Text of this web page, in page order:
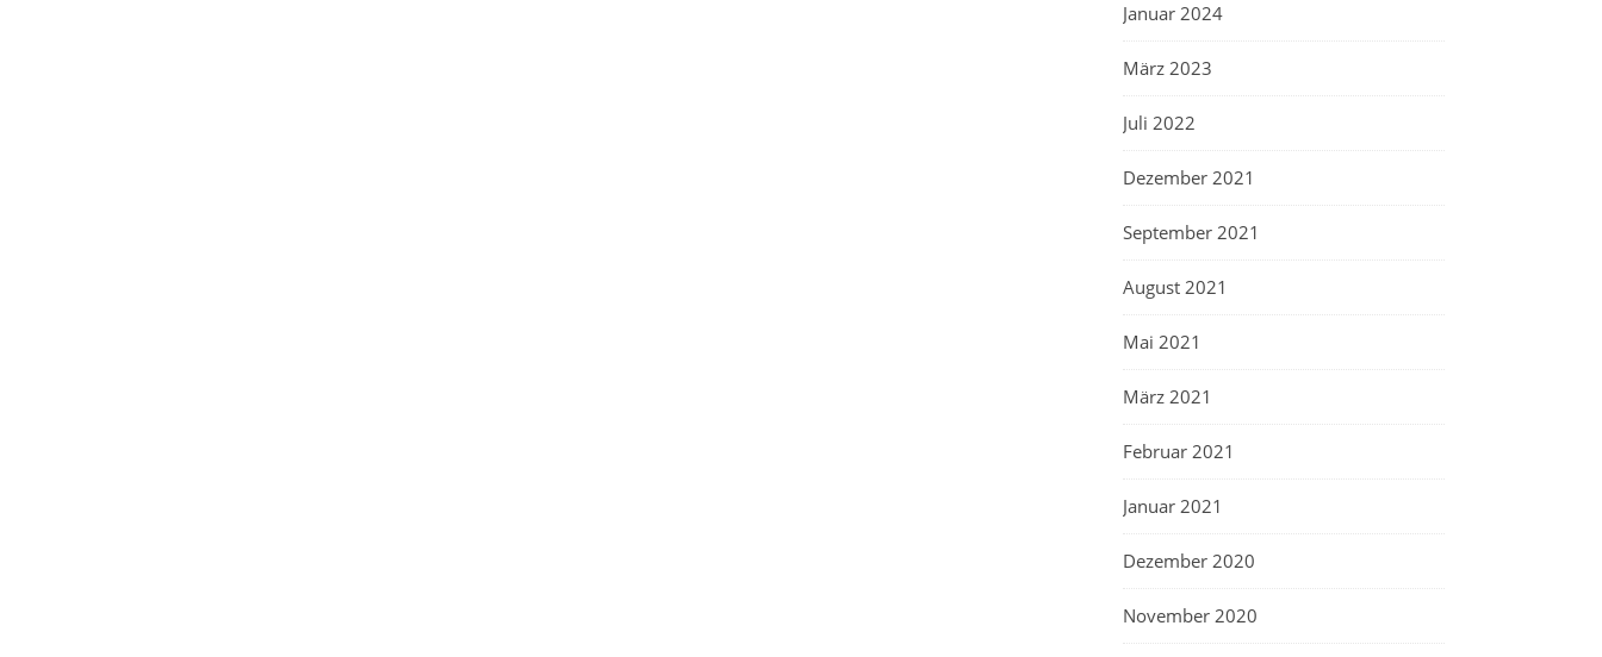
Januar 2024
März 2023
Juli 2022
Dezember 2021
September 2021
August 2021
Mai 2021
März 2021
Februar 2021
Januar 2021
Dezember 2020
November 2020